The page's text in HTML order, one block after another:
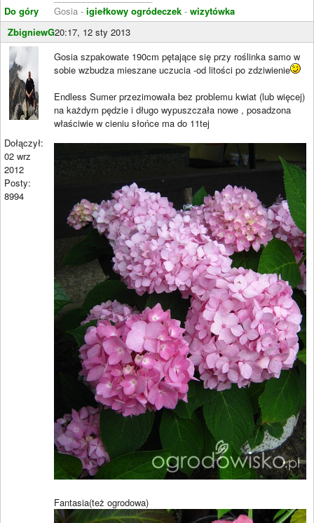
Do góry
Gosia - igiełkowy ogródeczek - wizytówka
ZbigniewG20:17, 12 sty 2013
Dołączył:
02 wrz
2012
Posty:
8994
Gosia szpakowate 190cm pętające się przy roślinka samo w
sobie wzbudza mieszane uczucia -od litości po zdziwienie
Endless Sumer przezimowała bez problemu kwiat (lub więcej)
na każdym pędzie i długo wypuszczała nowe , posadzona
właściwie w cieniu słońce ma do 11tej
Fantasia(też ogrodowa)